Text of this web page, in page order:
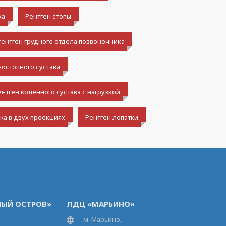
Рентген стопы
грудного отдела позвоночника
сустава
коленного сустава с нагрузкой
в двух проекциях Рентген лопатки
ОСТРОВ» ЛДЦ «МАРЬИНО»
м. Марьино,